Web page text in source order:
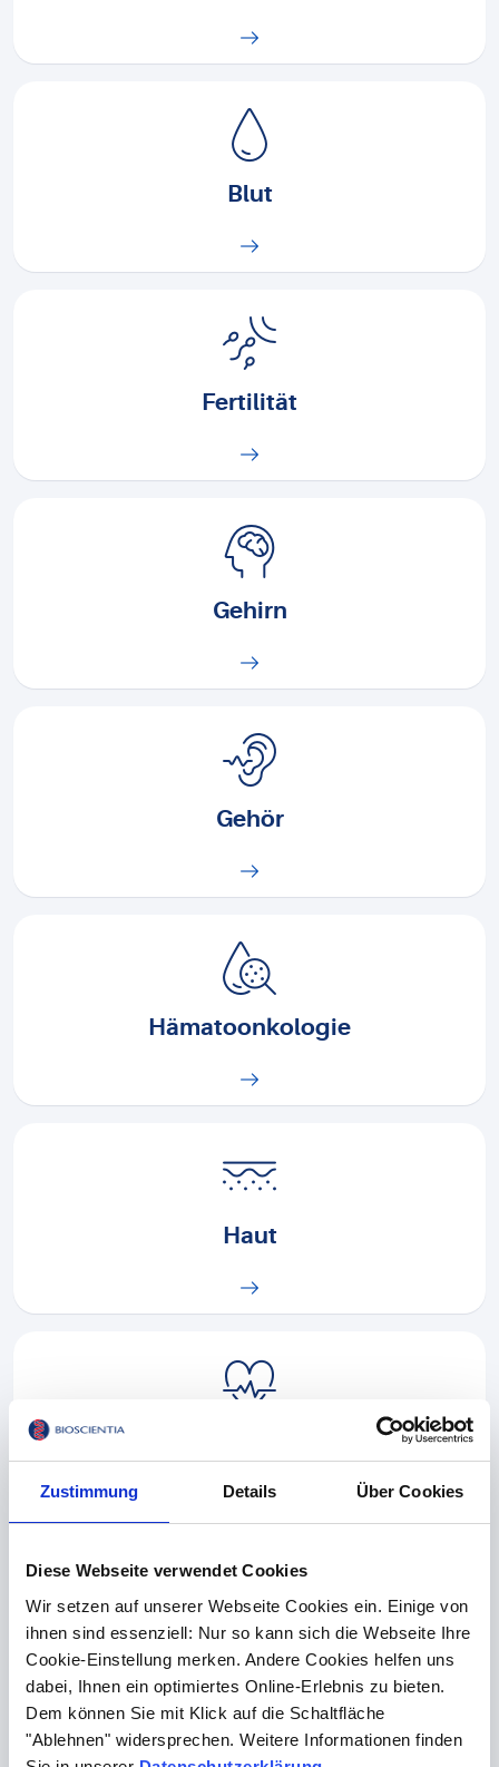
Zustimmung Details Über Cookies
Diese Webseite verwendet Cookies
Wir setzen auf unserer Webseite Cookies ein. Einige von
ihnen sind essenziell: Nur so kann sich die Webseite Ihre
Cookie-Einstellung merken. Andere Cookies helfen uns
dabei, Ihnen ein optimiertes Online-Erlebnis zu bieten.
Dem können Sie mit Klick auf die Schaltfläche
"Ablehnen" widersprechen. Weitere Informationen finden
Blut
Fertilität
Gehirn
Gehör
Hämatoonkologie
Haut
Hormonsystem